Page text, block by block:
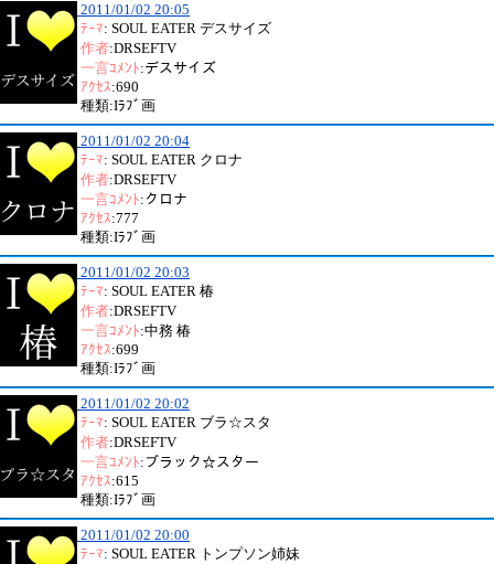
2011/01/02 20:05
ﾃｰﾏ: SOUL EATER デスサイズ
作者:DRSEFTV
一言ｺﾒﾝﾄ:デスサイズ
ｱｸｾｽ:690
種類:Iﾗﾌﾞ画
2011/01/02 20:04
ﾃｰﾏ: SOUL EATER クロナ
作者:DRSEFTV
一言ｺﾒﾝﾄ:クロナ
ｱｸｾｽ:777
種類:Iﾗﾌﾞ画
2011/01/02 20:03
ﾃｰﾏ: SOUL EATER 椿
作者:DRSEFTV
一言ｺﾒﾝﾄ:中務 椿
ｱｸｾｽ:699
種類:Iﾗﾌﾞ画
2011/01/02 20:02
ﾃｰﾏ: SOUL EATER ブラ☆スタ
作者:DRSEFTV
一言ｺﾒﾝﾄ:ブラック☆スター
ｱｸｾｽ:615
種類:Iﾗﾌﾞ画
2011/01/02 20:00
ﾃｰﾏ: SOUL EATER トンプソン姉妹